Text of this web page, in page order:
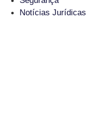
Notícias Jurídicas